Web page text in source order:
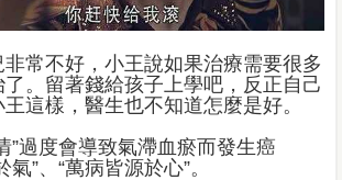
常不好，小王說如果治療需要很多
。留著錢給孩子上學吧，反正自己
這樣，醫生也不知道怎麼是好。
”過度會導致氣滯血瘀而發生癌
氣”、“萬病皆源於心”。